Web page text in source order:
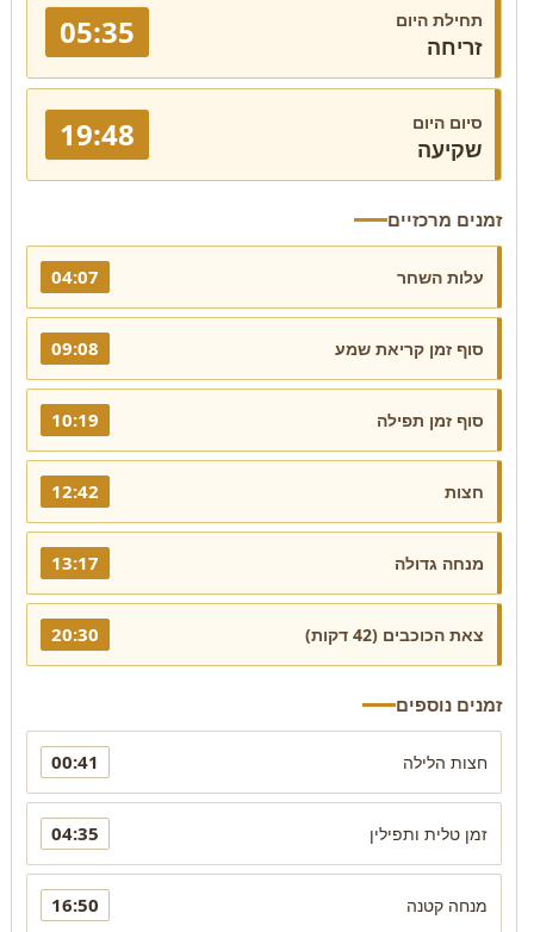
תחילת היום
זריחה 05:35
סיום היום
שקיעה 19:48
זמנים מרכזיים
עלות השחר 04:07
סוף זמן קריאת שמע 09:08
סוף זמן תפילה 10:19
חצות 12:42
מנחה גדולה 13:17
צאת הכוכבים (42 דקות) 20:30
זמנים נוספים
חצות הלילה 00:41
זמן טלית ותפילין 04:35
מנחה קטנה 16:50